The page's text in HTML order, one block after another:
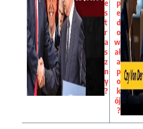
e
s
t
r
a
s
z
n
y
?
p
e
d
o
w
ał
a
p
o
k
ój
?